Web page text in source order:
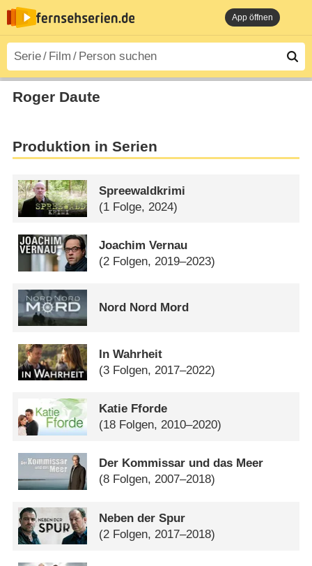
App öffnen
Roger Daute
Produktion in Serien
Spreewaldkrimi
(1 Folge, 2024)
Joachim Vernau
(2 Folgen, 2019–2023)
Nord Nord Mord
In Wahrheit
(3 Folgen, 2017–2022)
Katie Fforde
(18 Folgen, 2010–2020)
Der Kommissar und das Meer
(8 Folgen, 2007–2018)
Neben der Spur
(2 Folgen, 2017–2018)